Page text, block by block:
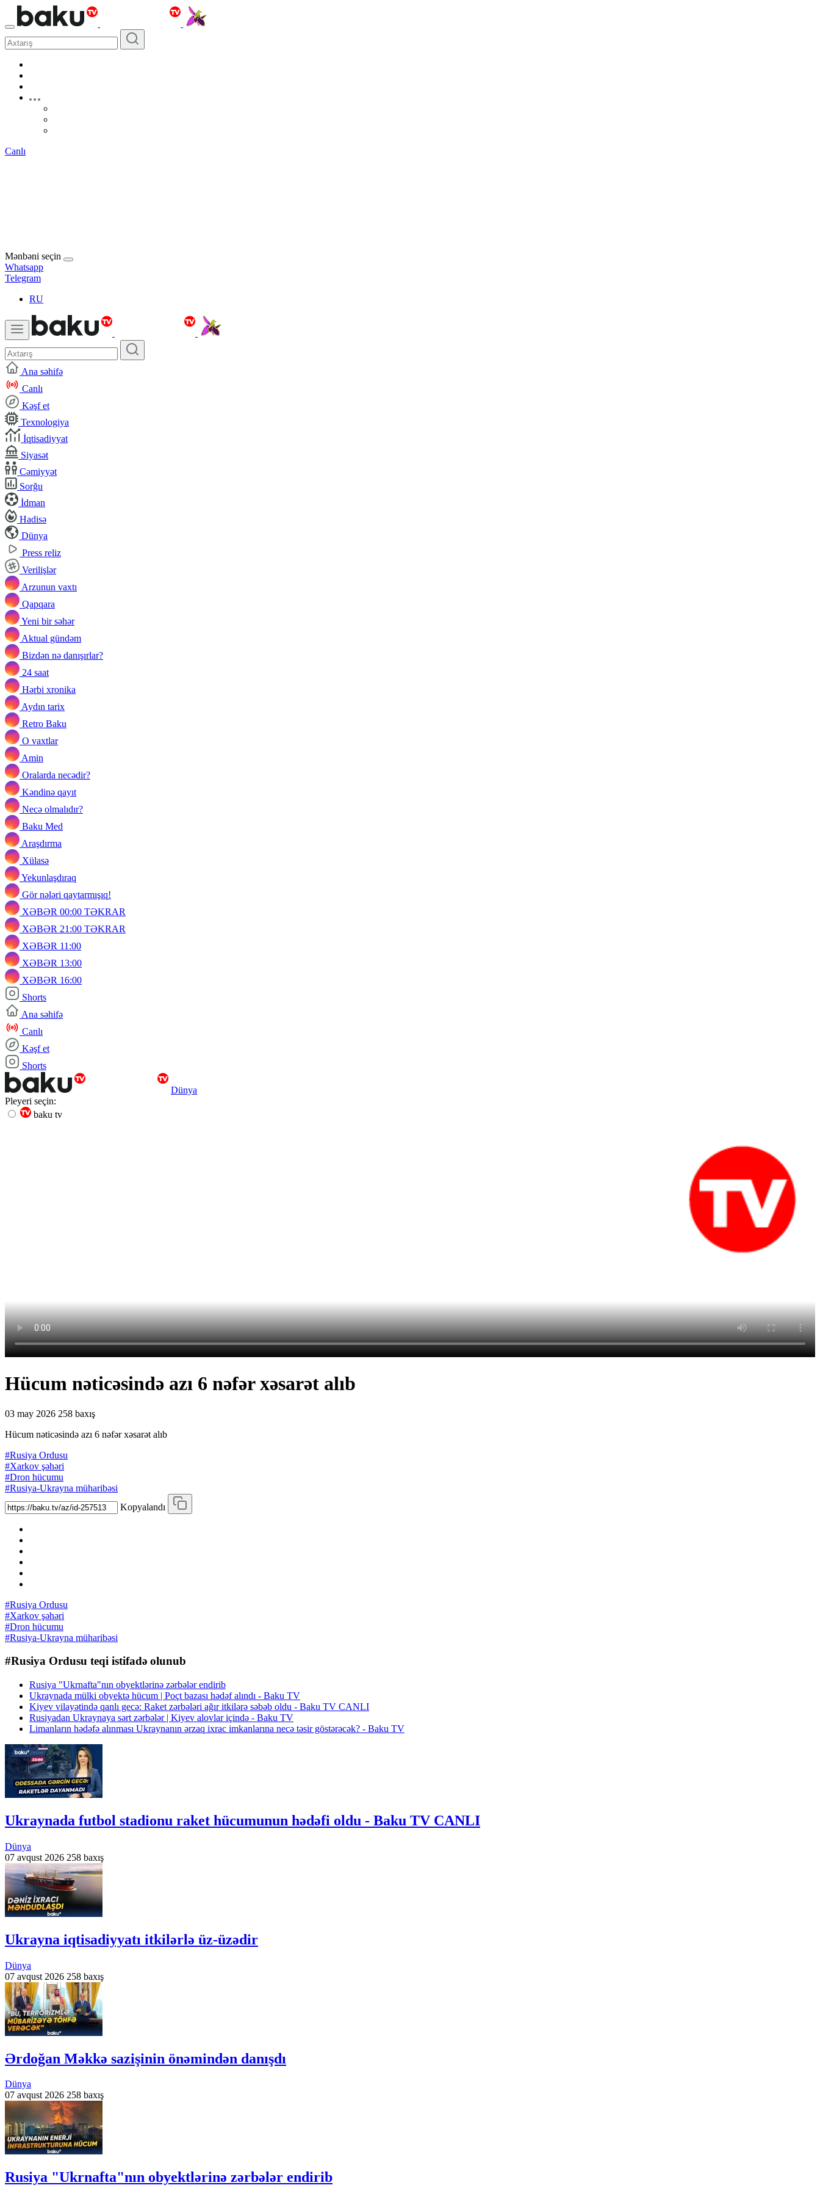
Canlı
Mənbəni seçin
Whatsapp
Telegram
RU
Ana səhifə
Canlı
Kəşf et
Texnologiya
İqtisadiyyat
Siyasət
Cəmiyyət
Sorğu
İdman
Hadisə
Dünya
Press reliz
Verilişlər
Arzunun vaxtı
Qapqara
Yeni bir səhər
Aktual gündəm
Bizdən nə danışırlar?
24 saat
Hərbi xronika
Aydın tarix
Retro Baku
O vaxtlar
Amin
Oralarda necədir?
Kəndinə qayıt
Necə olmalıdır?
Baku Med
Araşdırma
Xülasə
Yekunlaşdıraq
Gör nələri qaytarmışıq!
XƏBƏR 00:00 TƏKRAR
XƏBƏR 21:00 TƏKRAR
XƏBƏR 11:00
XƏBƏR 13:00
XƏBƏR 16:00
Shorts
Ana səhifə
Canlı
Kəşf et
Shorts
Dünya
Pleyeri seçin:
baku tv
Hücum nəticəsində azı 6 nəfər xəsarət alıb
03 may 2026 258 baxış
Hücum nəticəsində azı 6 nəfər xəsarət alıb
#Rusiya Ordusu
#Xarkov şəhəri
#Dron hücumu
#Rusiya-Ukrayna müharibəsi
Kopyalandı
#Rusiya Ordusu
#Xarkov şəhəri
#Dron hücumu
#Rusiya-Ukrayna müharibəsi
#Rusiya Ordusu teqi istifadə olunub
Rusiya "Ukrnafta"nın obyektlərinə zərbələr endirib
Ukraynada mülki obyektə hücum | Poçt bazası hədəf alındı - Baku TV
Kiyev vilayətində qanlı gecə: Raket zərbələri ağır itkilərə səbəb oldu - Baku TV CANLI
Rusiyadan Ukraynaya sərt zərbələr | Kiyev alovlar içində - Baku TV
Limanların hədəfə alınması Ukraynanın ərzaq ixrac imkanlarına necə təsir göstərəcək? - Baku TV
Ukraynada futbol stadionu raket hücumunun hədəfi oldu - Baku TV CANLI
Dünya
07 avqust 2026 258 baxış
Ukrayna iqtisadiyyatı itkilərlə üz-üzədir
Dünya
07 avqust 2026 258 baxış
Ərdoğan Məkkə sazişinin önəmindən danışdı
Dünya
07 avqust 2026 258 baxış
Rusiya "Ukrnafta"nın obyektlərinə zərbələr endirib